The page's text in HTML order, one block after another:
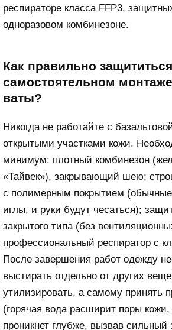
респираторе класса FFP3,
одноразовом комбинезоне.
Как правильно
самостоятельном
ваты?
Никогда не работайте с
открытыми участками кожи.
минимум: плотный комбинезон
«Тайвек»), закрывающий шею;
с полимерным покрытием (обычные
иглы, и руки будут чесаться);
закрытого типа (без
профессиональный респиратор с
После завершения работ одежду
выстирать отдельно от других
утилизировать, а самому принять
(горячая вода расширит поры
проникнет глубже, вызвав сильный